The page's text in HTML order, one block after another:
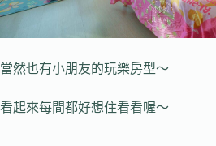
當然也有小朋友的玩樂房型～
看起來每間都好想住看看喔～